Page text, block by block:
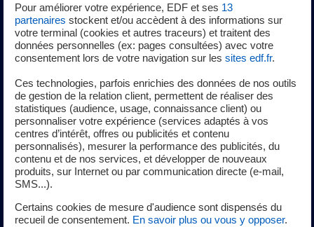
Contrat d'intérim
Cet été, devenez hydroguide !
Tous les ans, en Juillet et Août, nous recrutons 2 personnes
pour être "hydroguides EDF".
Titulaire d'un Bac +2 et du Permis B, votre mission sera de
sensibiliser les promeneurs, touristes, pêcheurs aux
risques liés au fonctionnement de l'usine marémotrice de
(Orne). Vos observations sur le terrain et votre travail de
Pour améliorer votre expérience, EDF et ses 13
partenaires stockent et/ou accèdent à des informations sur
votre terminal (cookies et autres traceurs) et traitent des
données personnelles (ex: pages consultées) avec votre
consentement lors de votre navigation sur les sites edf.fr.
Ces technologies, parfois enrichies des données de nos outils
de gestion de la relation client, permettent de réaliser des
statistiques (audience, usage, connaissance client) ou
personnaliser votre expérience (services adaptés à vos
centres d’intérêt, offres ou publicités et contenu
personnalisés), mesurer la performance des publicités, du
contenu et de nos services, et développer de nouveaux
produits, sur Internet ou par communication directe (e-mail,
SMS...).
Certains cookies de mesure d'audience sont dispensés du
recueil de consentement. En savoir plus ou vous y opposer.